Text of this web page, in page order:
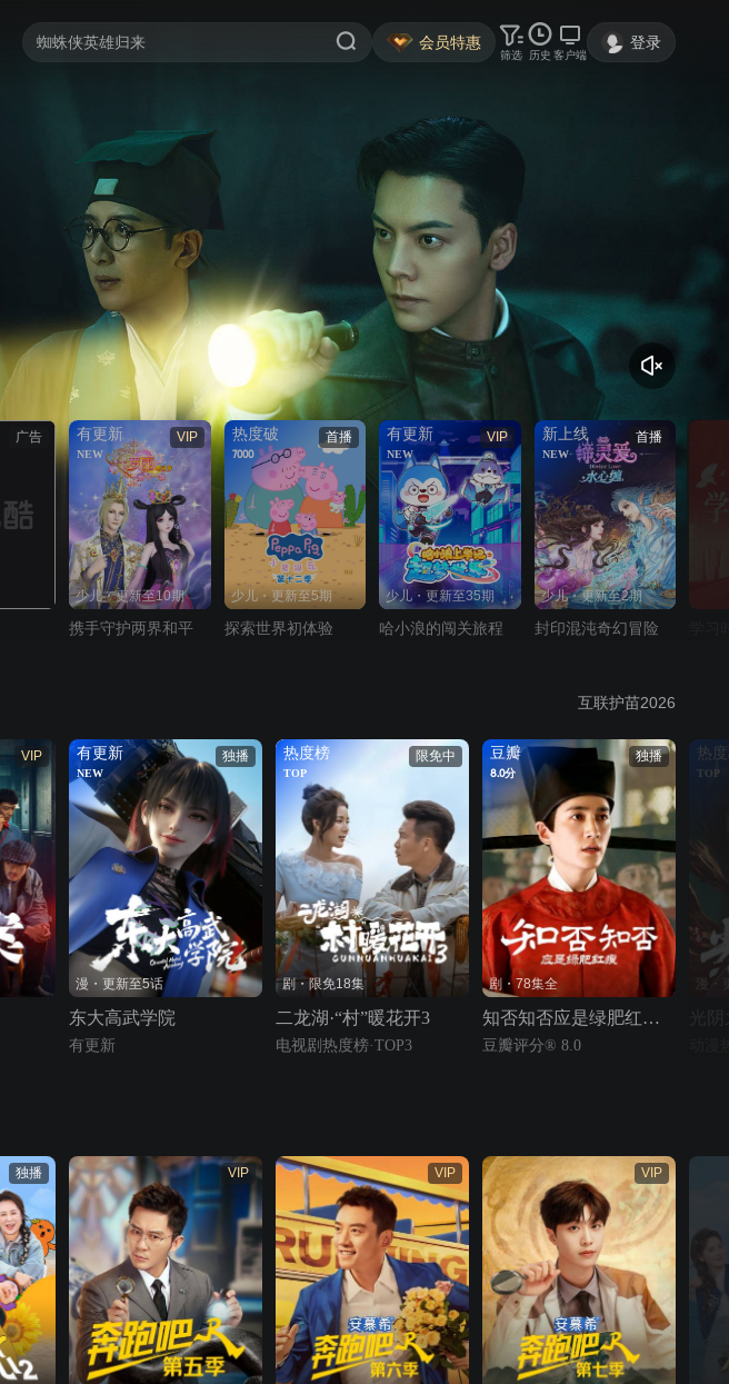
会员特惠
筛选 历史 客户端
登录
广告 VIP
有更新
NEW
少儿・更新至10期
携手守护两界和平
首播
热度破
7000
少儿・更新至5期
探索世界初体验
VIP
有更新
NEW
少儿・更新至35期
哈小浪的闯关旅程
首播
新上线
NEW
少儿・更新至2期
封印混沌奇幻冒险
互联护苗2026
VIP 独播
有更新
NEW
漫・更新至5话
东大高武学院
有更新
限免中
热度榜
TOP
剧・限免18集
二龙湖·“村”暖花开3
电视剧热度榜·TOP3
独播
豆瓣
8.0分
剧・78集全
知否知否应是绿肥红瘦 TV版
豆瓣评分® 8.0
热
TOP
漫・
独播 VIP VIP VIP